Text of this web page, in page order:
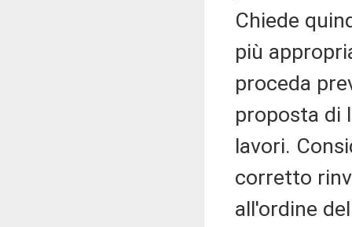
Chiede
più
proceda
proposta di
lavori.
corretto
all'ordine